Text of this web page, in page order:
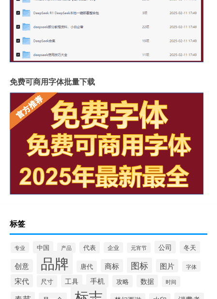
免费可商用字体批量下载
标签
专业 中国 产品 代表 企业 元宵节 公司 冬天
创意 品牌 唐代 商标 图标 图片 字体
宋代 尺寸 工具 手机 攻略 数据 时间